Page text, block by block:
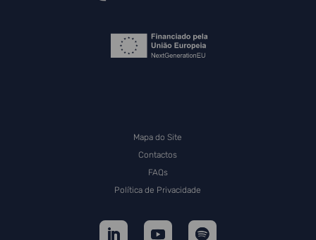
Mapa do Site
Contactos
FAQs
Política de Privacidade